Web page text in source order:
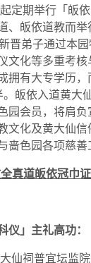
定期举行「皈依
、皈依道教而
晋弟子通过本
文化等多重考
拥有大专学历
皈依入道黄大
园会员，将肩负
文化及黄大仙
啬色园各项慈善
全真道皈依冠巾
仪」主礼高功：
仙祠普宜坛监